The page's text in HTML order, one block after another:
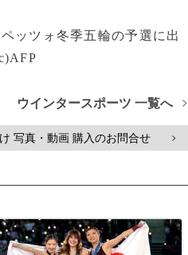
ッツォ冬季五輪の予選に出
ウインタースポーツ 一覧へ >
写真・動画 購入のお問合せ >